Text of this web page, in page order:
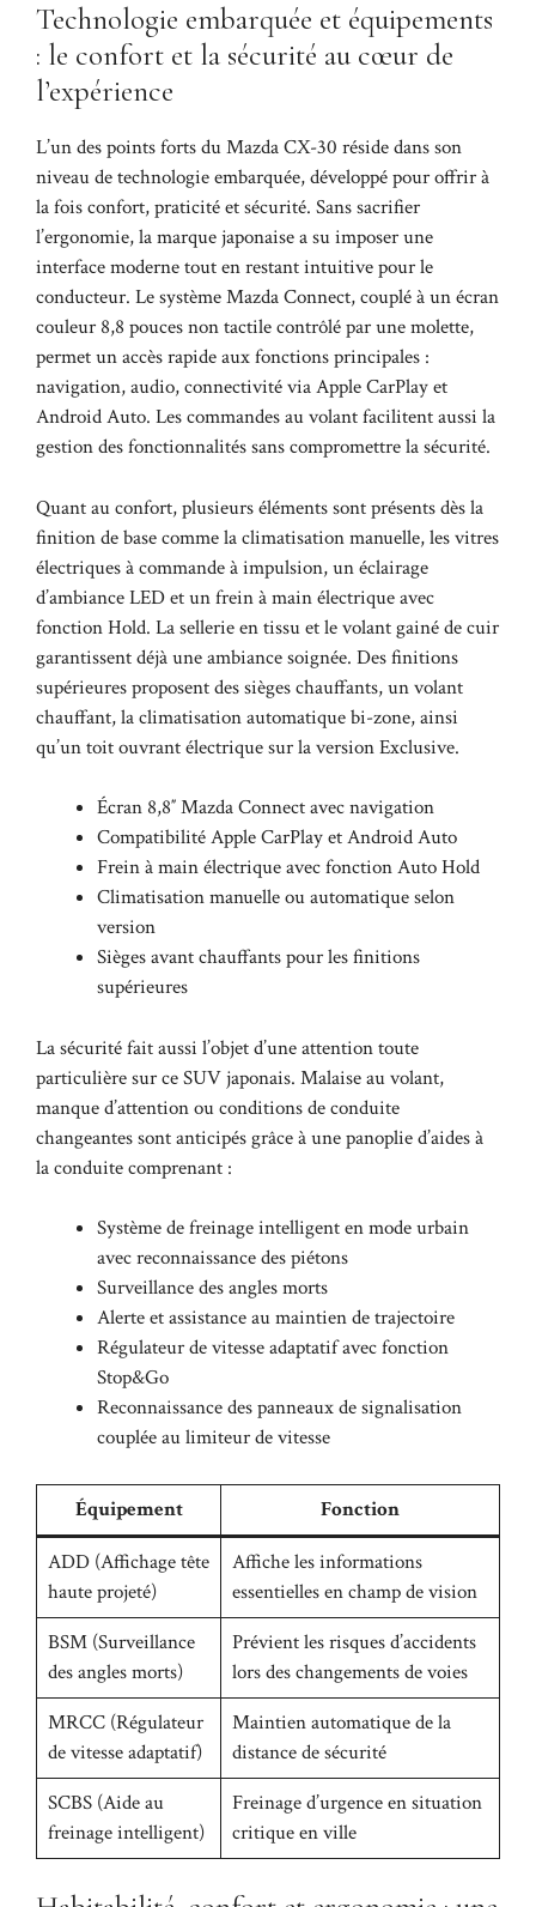
Technologie embarquée et équipements
: le confort et la sécurité au cœur de
l’expérience
L’un des points forts du Mazda CX-30 réside dans son
niveau de technologie embarquée, développé pour offrir à
la fois confort, praticité et sécurité. Sans sacrifier
l’ergonomie, la marque japonaise a su imposer une
interface moderne tout en restant intuitive pour le
conducteur. Le système Mazda Connect, couplé à un écran
couleur 8,8 pouces non tactile contrôlé par une molette,
permet un accès rapide aux fonctions principales :
navigation, audio, connectivité via Apple CarPlay et
Android Auto. Les commandes au volant facilitent aussi la
gestion des fonctionnalités sans compromettre la sécurité.
Quant au confort, plusieurs éléments sont présents dès la
finition de base comme la climatisation manuelle, les vitres
électriques à commande à impulsion, un éclairage
d’ambiance LED et un frein à main électrique avec
fonction Hold. La sellerie en tissu et le volant gainé de cuir
garantissent déjà une ambiance soignée. Des finitions
supérieures proposent des sièges chauffants, un volant
chauffant, la climatisation automatique bi-zone, ainsi
qu’un toit ouvrant électrique sur la version Exclusive.
Écran 8,8″ Mazda Connect avec navigation
Compatibilité Apple CarPlay et Android Auto
Frein à main électrique avec fonction Auto Hold
Climatisation manuelle ou automatique selon
version
Sièges avant chauffants pour les finitions
supérieures
La sécurité fait aussi l’objet d’une attention toute
particulière sur ce SUV japonais. Malaise au volant,
manque d’attention ou conditions de conduite
changeantes sont anticipés grâce à une panoplie d’aides à
la conduite comprenant :
Système de freinage intelligent en mode urbain
avec reconnaissance des piétons
Surveillance des angles morts
Alerte et assistance au maintien de trajectoire
Régulateur de vitesse adaptatif avec fonction
Stop&Go
Reconnaissance des panneaux de signalisation
couplée au limiteur de vitesse
Équipement
Fonction
ADD (Affichage tête
haute projeté)
Affiche les informations
essentielles en champ de vision
BSM (Surveillance
des angles morts)
Prévient les risques d’accidents
lors des changements de voies
MRCC (Régulateur
de vitesse adaptatif)
Maintien automatique de la
distance de sécurité
SCBS (Aide au
freinage intelligent)
Freinage d’urgence en situation
critique en ville